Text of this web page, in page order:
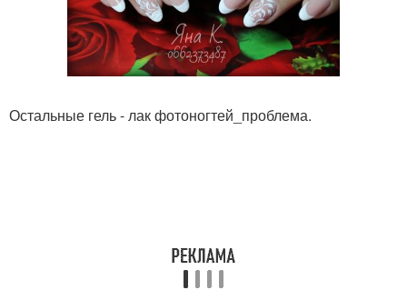
Остальные гель - лак фотоногтей_проблема.